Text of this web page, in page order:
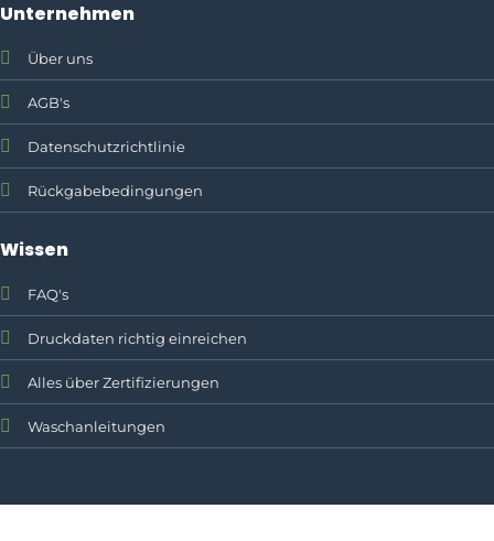
Unternehmen
Über uns
AGB's
Datenschutzrichtlinie
Rückgabebedingungen
Wissen
FAQ's
Druckdaten richtig einreichen
Alles über Zertifizierungen
Waschanleitungen